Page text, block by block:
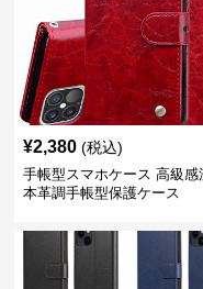
¥2,380 (税込)
手帳型スマホケース 高級感
本革調手帳型保護ケース